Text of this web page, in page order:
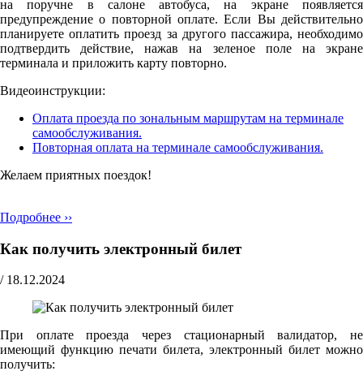
на поручне в салоне автобуса, на экране появляется
предупреждение о повторной оплате. Если Вы действительно
планируете оплатить проезд за другого пассажира, необходимо
подтвердить действие, нажав на зеленое поле на экране
терминала и приложить карту повторно.
Видеоинструкции:
Оплата проезда по зональным маршрутам на терминале
самообслуживания.
Повторная оплата на терминале самообслуживания.
Желаем приятных поездок!
Подробнее ››
Как получить электронный билет
/ 18.12.2024
При оплате проезда через стационарный валидатор, не
имеющий функцию печати билета, электронный билет можно
получить: